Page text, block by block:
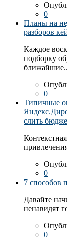
0
Планы на
разборов
Каждое
подборку
0
Типичные
слить
0
7 способов
Давайте
ненавидят
0